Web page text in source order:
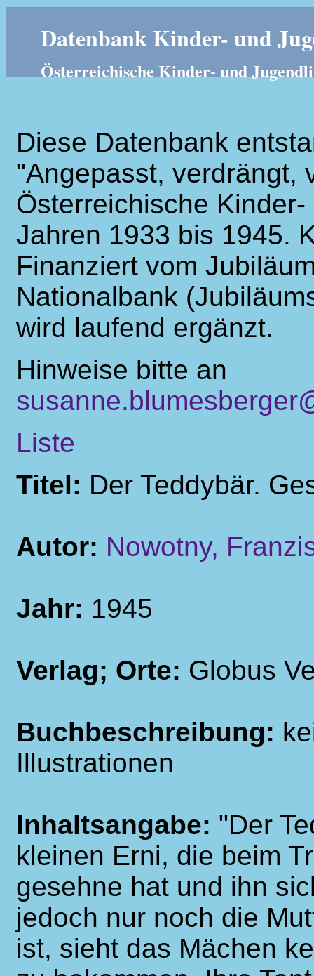
Datenbank Kinder- und
Österreichische Kinder- und
Diese Datenbank
"Angepasst, verdrängt,
Österreichische
Jahren 1933 bis 1945.
Finanziert vom
Nationalbank
wird laufend ergänzt.
Hinweise bitte an
Liste
Titel: Der Teddybär.
Autor: Nowotny,
Jahr: 1945
Verlag; Orte: Globus
Buchbeschreibung:
Illustrationen
Inhaltsangabe: "Der
kleinen Erni, die beim
gesehne hat und ihn
jedoch nur noch die
ist, sieht das Mächen